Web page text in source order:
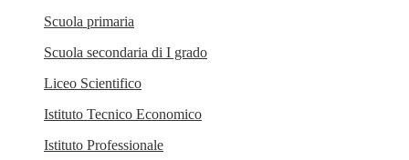
Scuola primaria
Scuola secondaria di I grado
Liceo Scientifico
Istituto Tecnico Economico
Istituto Professionale